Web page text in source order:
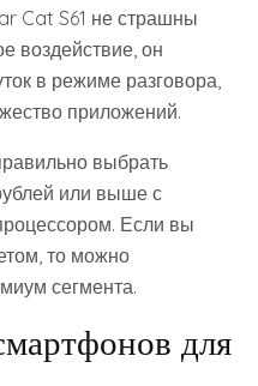
Cat S61 не страшны
воздействие, он
в режиме разговора,
приложений.
выбрать
или выше с
Если вы
то можно
сегмента.
для